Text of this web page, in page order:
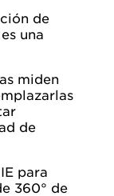
de
una
miden
de
para
360° de